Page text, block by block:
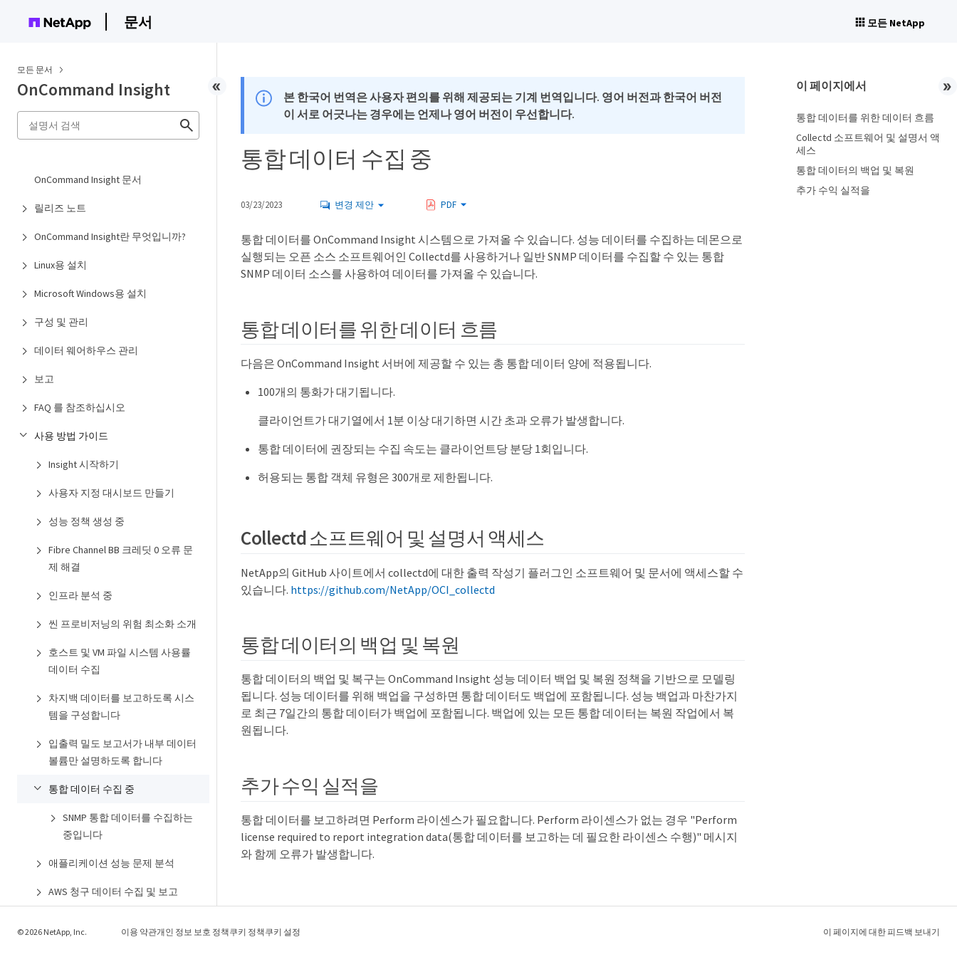
문서 모든 NetApp
모든 문서
OnCommand Insight
OnCommand Insight 문서
릴리즈 노트
OnCommand Insight란 무엇입니까?
Linux용 설치
Microsoft Windows용 설치
구성 및 관리
데이터 웨어하우스 관리
보고
FAQ 를 참조하십시오
사용 방법 가이드
Insight 시작하기
사용자 지정 대시보드 만들기
성능 정책 생성 중
Fibre Channel BB 크레딧 0 오류 문
제 해결
인프라 분석 중
씬 프로비저닝의 위험 최소화 소개
호스트 및 VM 파일 시스템 사용률
데이터 수집
차지백 데이터를 보고하도록 시스
템을 구성합니다
입출력 밀도 보고서가 내부 데이터
볼륨만 설명하도록 합니다
통합 데이터 수집 중
SNMP 통합 데이터를 수집하는
중입니다
애플리케이션 성능 문제 분석
AWS 청구 데이터 수집 및 보고
본 한국어 번역은 사용자 편의를 위해 제공되는 기계 번역입니다. 영어 버전과 한국어 버전
이 서로 어긋나는 경우에는 언제나 영어 버전이 우선합니다.
통합 데이터 수집 중
03/23/2023 변경 제안 PDF
통합 데이터를 OnCommand Insight 시스템으로 가져올 수 있습니다. 성능 데이터를 수집하는 데몬으로
실행되는 오픈 소스 소프트웨어인 Collectd를 사용하거나 일반 SNMP 데이터를 수집할 수 있는 통합
SNMP 데이터 소스를 사용하여 데이터를 가져올 수 있습니다.
통합 데이터를 위한 데이터 흐름
다음은 OnCommand Insight 서버에 제공할 수 있는 총 통합 데이터 양에 적용됩니다.
100개의 통화가 대기됩니다.
클라이언트가 대기열에서 1분 이상 대기하면 시간 초과 오류가 발생합니다.
통합 데이터에 권장되는 수집 속도는 클라이언트당 분당 1회입니다.
허용되는 통합 객체 유형은 300개로 제한됩니다.
Collectd 소프트웨어 및 설명서 액세스
NetApp의 GitHub 사이트에서 collectd에 대한 출력 작성기 플러그인 소프트웨어 및 문서에 액세스할 수
있습니다. https://github.com/NetApp/OCI_collectd
통합 데이터의 백업 및 복원
통합 데이터의 백업 및 복구는 OnCommand Insight 성능 데이터 백업 및 복원 정책을 기반으로 모델링
됩니다. 성능 데이터를 위해 백업을 구성하면 통합 데이터도 백업에 포함됩니다. 성능 백업과 마찬가지
로 최근 7일간의 통합 데이터가 백업에 포함됩니다. 백업에 있는 모든 통합 데이터는 복원 작업에서 복
원됩니다.
추가 수익 실적을
통합 데이터를 보고하려면 Perform 라이센스가 필요합니다. Perform 라이센스가 없는 경우 "Perform
license required to report integration data(통합 데이터를 보고하는 데 필요한 라이센스 수행)" 메시지
와 함께 오류가 발생합니다.
이 페이지에서
통합 데이터를 위한 데이터 흐름
Collectd 소프트웨어 및 설명서 액
세스
통합 데이터의 백업 및 복원
추가 수익 실적을
© 2026 NetApp, Inc. 이용 약관개인 정보 보호 정책쿠키 정책쿠키 설정 이 페이지에 대한 피드백 보내기